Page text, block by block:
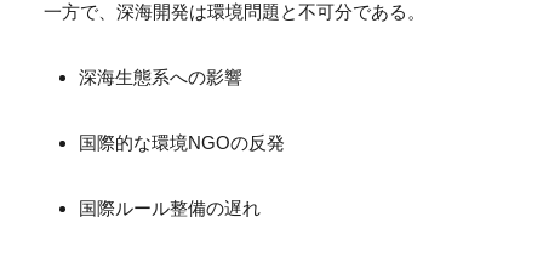
一方で、深海開発は環境問題と不可分である。
深海生態系への影響
国際的な環境NGOの反発
国際ルール整備の遅れ